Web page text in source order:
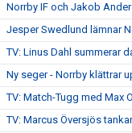
Norrby IF och Jakob
Jesper Swedlund lämnar
TV: Linus Dahl summerar
Ny seger - Norrby klättrar
TV: Match-Tugg med Max
TV: Marcus Översjös